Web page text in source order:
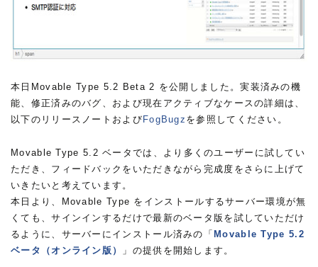
本日Movable Type 5.2 Beta 2 を公開しました。実装済みの機
能、修正済みのバグ、および現在アクティブなケースの詳細は、
以下のリリースノートおよび FogBugz を参照してください。
Movable Type 5.2 ベータでは、より多くのユーザーに試してい
ただき、フィードバックをいただきながら完成度をさらに上げて
いきたいと考えています。
本日より、Movable Type をインストールするサーバー環境が無
くても、サインインするだけで最新のベータ版を試していただけ
るように、サーバーにインストール済みの「 Movable Type 5.2
ベータ（オンライン版）
」の提供を開始します。